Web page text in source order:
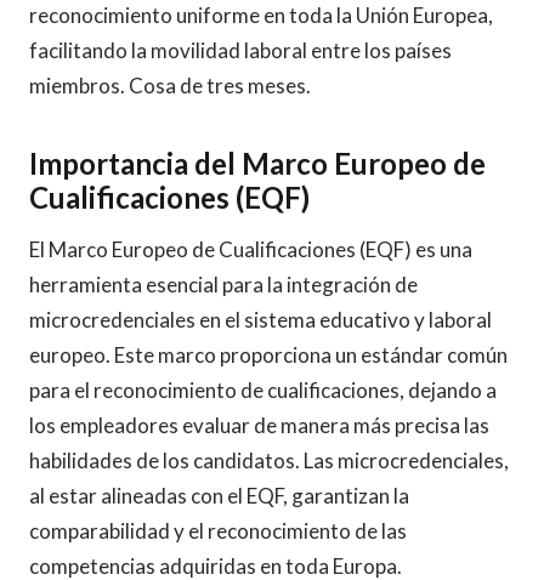
reconocimiento uniforme en toda la Unión Europea,
facilitando la movilidad laboral entre los países
miembros. Cosa de tres meses.
Importancia del Marco Europeo de
Cualificaciones (EQF)
El Marco Europeo de Cualificaciones (EQF) es una
herramienta esencial para la integración de
microcredenciales en el sistema educativo y laboral
europeo. Este marco proporciona un estándar común
para el reconocimiento de cualificaciones, dejando a
los empleadores evaluar de manera más precisa las
habilidades de los candidatos. Las microcredenciales,
al estar alineadas con el EQF, garantizan la
comparabilidad y el reconocimiento de las
competencias adquiridas en toda Europa.